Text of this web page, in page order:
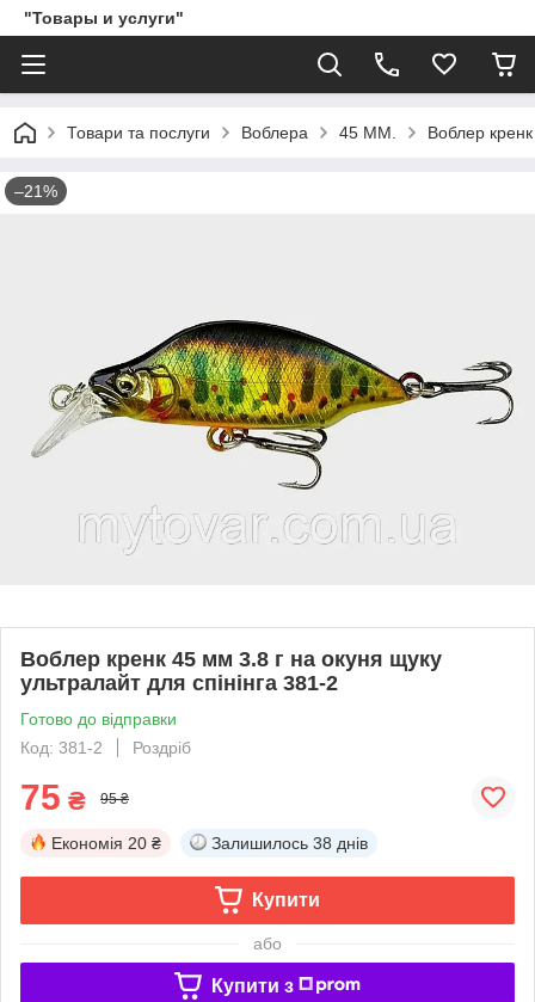
"Товары и услуги"
Товари та послуги Воблера 45 ММ. Воблер
–21%
Воблер кренк 45 мм 3.8 г на окуня щуку
ультралайт для спінінга 381-2
Готово до відправки
Код: 381-2
Роздріб
75 ₴ 95 ₴
Економія 20 ₴ Залишилось 38 днів
Купити
або
Купити з